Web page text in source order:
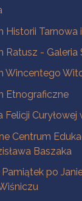
Historii Tarnowa
Ratusz - Galeria
Wincentego
Etnograficzne
Felicji Curyłowej
Centrum
Baszaka
po